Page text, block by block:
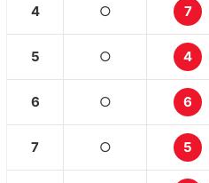
4 ○ 7
5 ○ 4
6 ○ 6
7 ○ 5